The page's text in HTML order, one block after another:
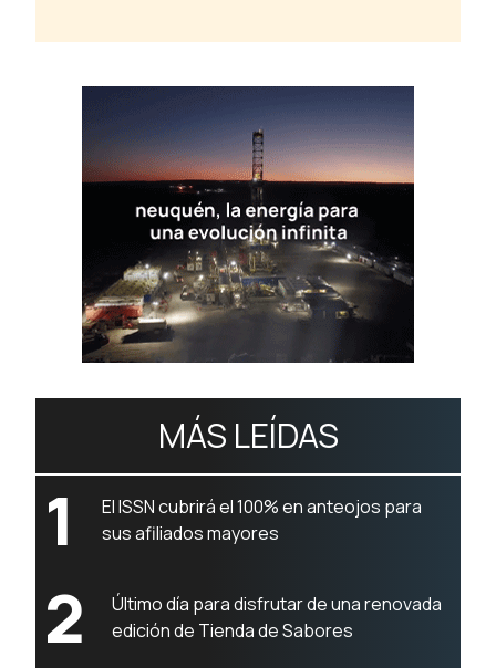
MÁS LEÍDAS
1
El ISSN cubrirá el 100% en anteojos para
sus afiliados mayores
2
Último día para disfrutar de una renovada
edición de Tienda de Sabores